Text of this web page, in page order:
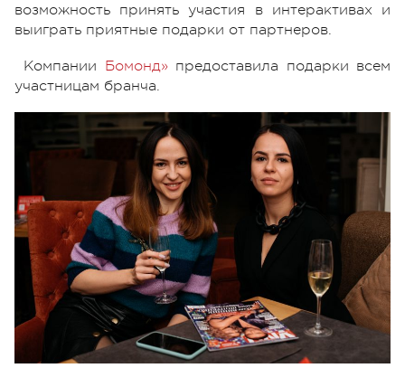
возможность принять участия в интерактивах и
выиграть приятные подарки от партнеров.
Компании Бомонд»предоставила подарки всем
участницам бранча.